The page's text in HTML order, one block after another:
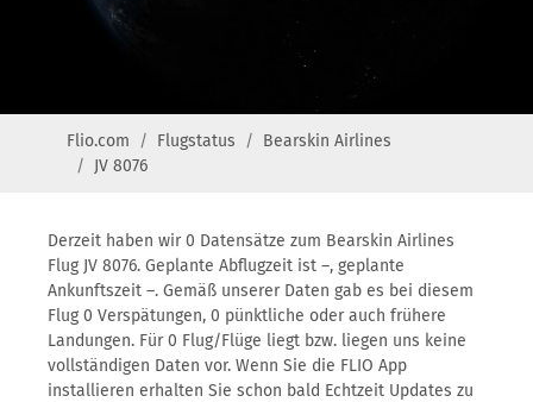
Flio.com Flugstatus
Bearskin Airlines
JV 8076
Derzeit haben wir 0 Datensätze zum Bearskin Airlines
Flug JV 8076. Geplante Abflugzeit ist –, geplante
Ankunftszeit –. Gemäß unserer Daten gab es bei diesem
Flug 0 Verspätungen, 0 pünktliche oder auch frühere
Landungen. Für 0 Flug/Flüge liegt bzw. liegen uns keine
vollständigen Daten vor. Wenn Sie die FLIO App
installieren erhalten Sie schon bald Echtzeit Updates zu